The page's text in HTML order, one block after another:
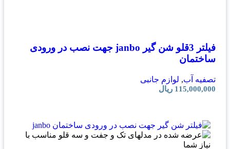
فیلتر 3قلو شن گیر janbo جهت نصب در ورودی
ساختمان
تصفیه آب, لوازم جانبی
115,000,000 ریال